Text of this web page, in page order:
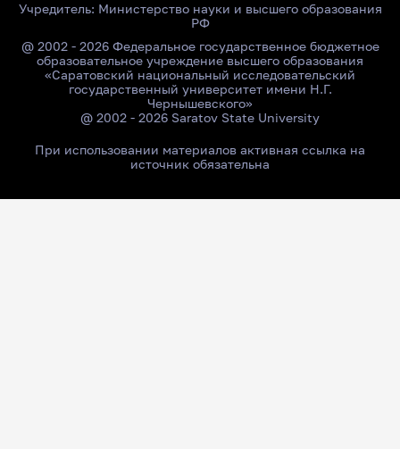
Учредитель: Министерство науки и высшего образования
РФ
@ 2002 - 2026 Федеральное государственное бюджетное
образовательное учреждение высшего образования
«Саратовский национальный исследовательский
государственный университет имени Н.Г.
Чернышевского»
@ 2002 - 2026 Saratov State University
При использовании материалов активная ссылка на
источник обязательна